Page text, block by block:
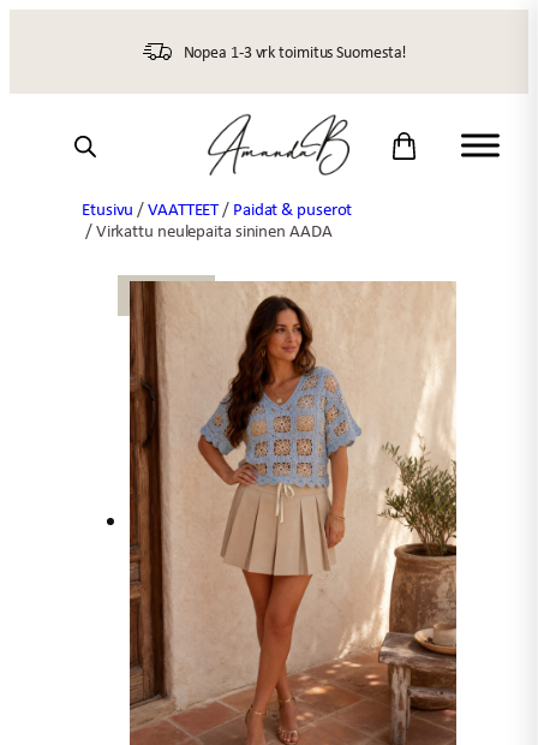
Nopea 1-3 vrk toimitus Suomesta!
Etusivu /VAATTEET/ Paidat & puserot
/ Virkattu neulepaita sininen AADA
UUTTA